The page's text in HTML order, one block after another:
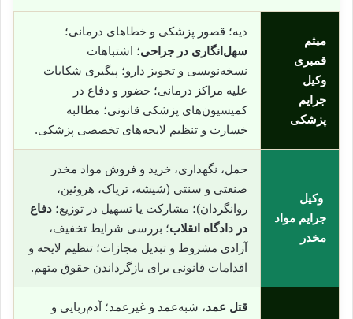
میثم
قمبری
وکیل
جرایم
پزشکی
دیه؛ قصور پزشکی و خطاهای درمانی؛
سهل‌انگاری در جراحی؛ اشتباهات
نسخه‌نویسی و تجویز دارو؛ پیگیری شکایات
علیه مراکز درمانی؛ حضور و دفاع در
کمیسیون‌های پزشکی قانونی؛ مطالبه
خسارت و تنظیم لایحه‌های تخصصی پزشکی.
وکیل
جرایم مواد
مخدر
حمل، نگهداری، خرید و فروش مواد مخدر
صنعتی و سنتی (شیشه، تریاک، هروئین،
روانگردان)؛ مشارکت یا تسهیل در توزیع؛ دفاع
در دادگاه انقلاب؛ بررسی شرایط تخفیف،
آزادی مشروط و تبدیل مجازات؛ تنظیم لایحه و
اقدامات قانونی برای بازگرداندن حقوق متهم.
قتل عمد، شبه‌عمد و غیرعمد؛ آدم‌ربایی و